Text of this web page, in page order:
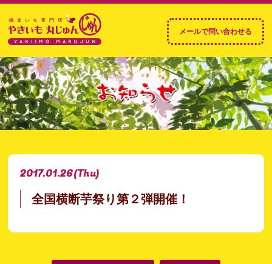
2017.01.26(Thu)
全国横断芋祭り第２弾開催！